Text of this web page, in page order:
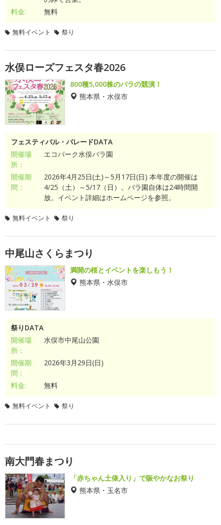
料金:
無料
無料イベント 祭り
水俣ローズフェスタ春2026
800種5,000株のバラの競演！
熊本県・水俣市
フェスティバル・パレードDATA
開催場
所：
エコパーク水俣バラ園
開催期
間：
2026年4月25日(土)～5月17日(日) 本年度の開催は
4/25（土）～5/17（日）。バラ園自体は24時間開
放。イベント詳細はホームページを参照。
無料イベント 祭り
中尾山さくらまつり
満開の桜とイベントを楽しもう！
熊本県・水俣市
祭りDATA
開催場
所：
水俣市中尾山公園
開催期
間：
2026年3月29日(日)
料金: 無料
無料イベント 祭り
南大門春まつり
「赤ちゃん土俵入り」で賑やかなお祭り
熊本県・玉名市